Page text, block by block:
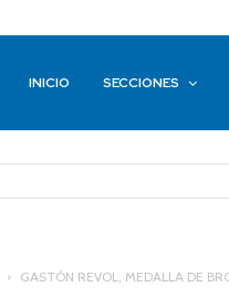
INICIO SECCIONES
GASTÓN REVOL, MEDALLA DE